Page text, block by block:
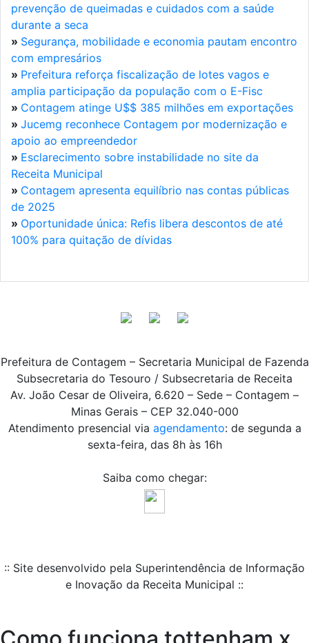
prevenção de queimadas e cuidados com a saúde
durante a seca
» Segurança, mobilidade e economia pautam encontro
com empresários
» Prefeitura reforça fiscalização de lotes vagos e
amplia participação da população com o E-Fisc
» Contagem atinge U$$ 385 milhões em exportações
» Jucemg reconhece Contagem por modernização e
apoio ao empreendedor
» Esclarecimento sobre instabilidade no site da
Receita Municipal
» Contagem apresenta equilíbrio nas contas públicas
de 2025
» Oportunidade única: Refis libera descontos de até
100% para quitação de dívidas
Prefeitura de Contagem – Secretaria Municipal de Fazenda
Subsecretaria do Tesouro / Subsecretaria de Receita
Av. João Cesar de Oliveira, 6.620 – Sede – Contagem –
Minas Gerais – CEP 32.040-000
Atendimento presencial via agendamento: de segunda a
sexta-feira, das 8h às 16h
Saiba como chegar:
:: Site desenvolvido pela Superintendência de Informação
e Inovação da Receita Municipal ::